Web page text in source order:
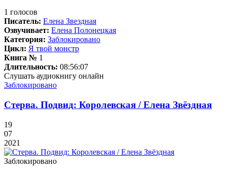
1 голосов
Писатель: Елена Звездная
Озвучивает: Елена Полонецкая
Категория: Заблокировано
Цикл: Я твой монстр
Книга № 1
Длительность: 08:56:07
Слушать аудиокнигу онлайн
Заблокировано
Стерва. Подвид: Королевская / Елена Звёздная
19
07
2021
Заблокировано